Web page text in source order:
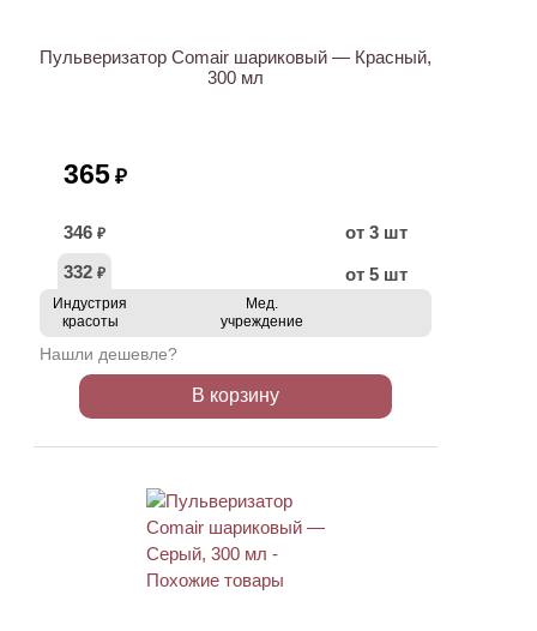
Пульверизатор Comair шариковый — Красный,
300 мл
365 ₽
346 ₽
от 3 шт
332 ₽ от 5 шт
Индустрия
красоты
Мед.
учреждение
Нашли дешевле?
В корзину